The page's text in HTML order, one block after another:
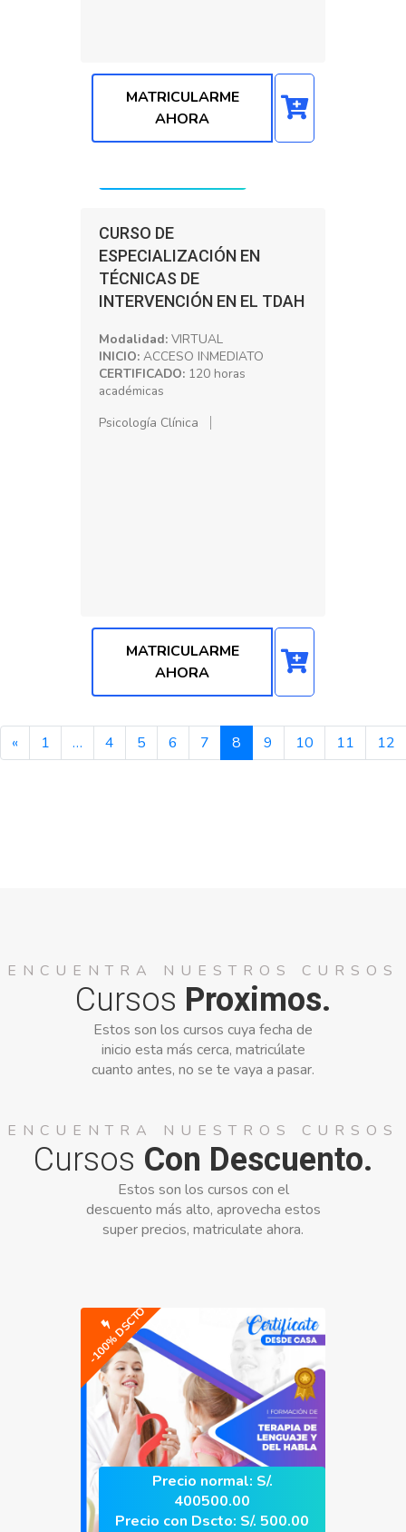
MATRICULARME
AHORA
CURSO DE
ESPECIALIZACIÓN EN
TÉCNICAS DE
INTERVENCIÓN EN EL TDAH
Modalidad: VIRTUAL
INICIO: ACCESO INMEDIATO
CERTIFICADO: 120 horas
académicas
Psicología Clínica
MATRICULARME
AHORA
« 1 … 4 5 6 7 8 9 10 11 12
ENCUENTRA NUESTROS CURSOS
Cursos Proximos.
Estos son los cursos cuya fecha de
inicio esta más cerca, matricúlate
cuanto antes, no se te vaya a pasar.
ENCUENTRA NUESTROS CURSOS
Cursos Con Descuento.
Estos son los cursos con el
descuento más alto, aprovecha estos
super precios, matriculate ahora.
-100% DSCTO
Precio normal: S/.
400500.00
Precio con Dscto: S/. 500.00